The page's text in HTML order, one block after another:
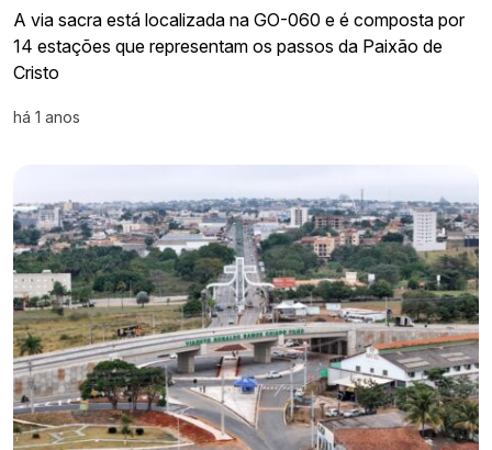
A via sacra está localizada na GO-060 e é composta por
14 estações que representam os passos da Paixão de
Cristo
há 1 anos